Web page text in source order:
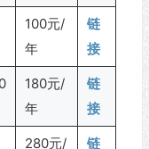
100元/
年
链
接
180元/
年
链
接
280元/
链